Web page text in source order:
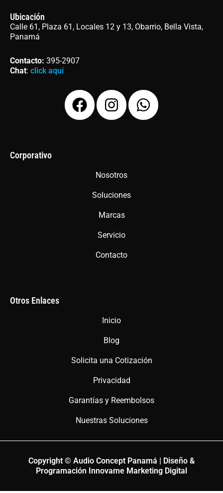
Ubicación
Calle 61, Plaza 61, Locales 12 y 13, Obarrio, Bella Vista,
Panamá
Contacto: 395-2907
Chat: click aquí
F
a
I
n
g
a
m
W
h
Corporativo
Nosotros
Soluciones
Marcas
Servicio
Contacto
Otros Enlaces
Inicio
Blog
Solicita una Cotización
Privacidad
Garantías y Reembolsos
Nuestras Soluciones
Copyright © Audio Concept Panamá | Diseño &
Programación Innovame Marketing Digital